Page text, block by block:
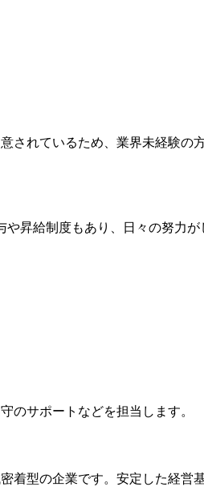
されているため、業界未経験
昇給制度もあり、日々の努力が
のサポートなどを担当します。
着型の企業です。安定した経営